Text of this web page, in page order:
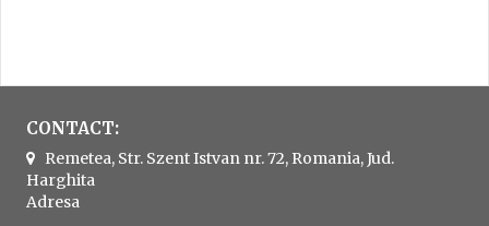
CONTACT:
Remetea, Str. Szent Istvan nr. 72, Romania, Jud.
Harghita
Adresa